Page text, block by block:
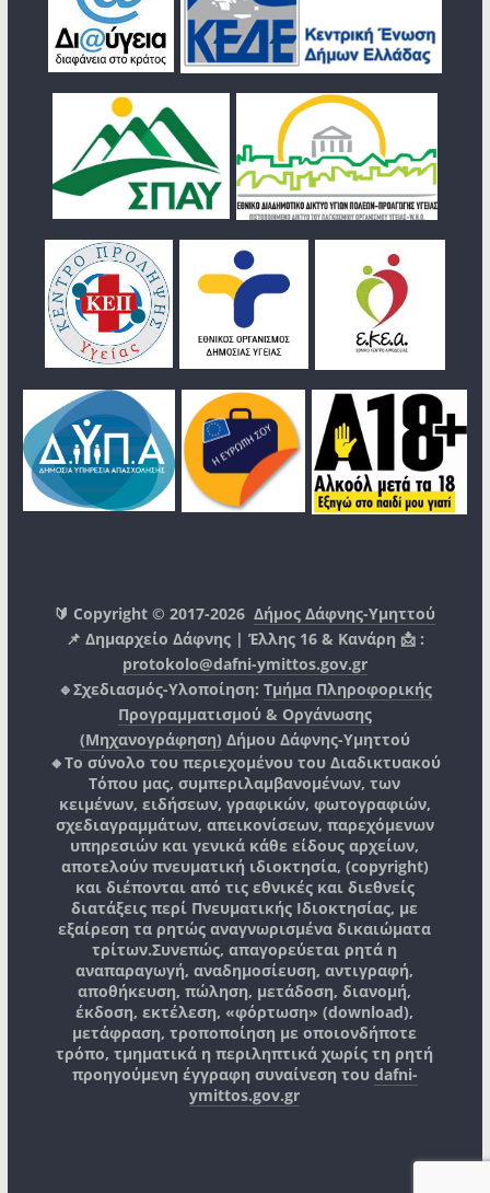
🔰 Copyright © 2017-2026Δήμος Δάφνης-Υμηττού
📌 Δημαρχείο Δάφνης | Έλλης 16 & Κανάρη 📩 :
protokolo@dafni-ymittos.gov.gr
🔹Σχεδιασμός-Υλοποίηση: Τμήμα Πληροφορικής
Προγραμματισμού & Οργάνωσης
(Μηχανογράφηση) Δήμου Δάφνης-Υμηττού
🔸Το σύνολο του περιεχομένου του Διαδικτυακού
Τόπου μας, συμπεριλαμβανομένων, των
κειμένων, ειδήσεων, γραφικών, φωτογραφιών,
σχεδιαγραμμάτων, απεικονίσεων, παρεχόμενων
υπηρεσιών και γενικά κάθε είδους αρχείων,
αποτελούν πνευματική ιδιοκτησία, (copyright)
και διέπονται από τις εθνικές και διεθνείς
διατάξεις περί Πνευματικής Ιδιοκτησίας, με
εξαίρεση τα ρητώς αναγνωρισμένα δικαιώματα
τρίτων.Συνεπώς, απαγορεύεται ρητά η
αναπαραγωγή, αναδημοσίευση, αντιγραφή,
αποθήκευση, πώληση, μετάδοση, διανομή,
έκδοση, εκτέλεση, «φόρτωση» (download),
μετάφραση, τροποποίηση με οποιονδήποτε
τρόπο, τμηματικά η περιληπτικά χωρίς τη ρητή
προηγούμενη έγγραφη συναίνεση του dafni-
ymittos.gov.gr